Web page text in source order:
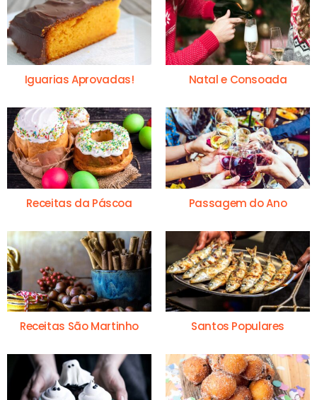
Iguarias Aprovadas! Natal e Consoada
Receitas da Páscoa Passagem do Ano
Receitas São Martinho Santos Populares